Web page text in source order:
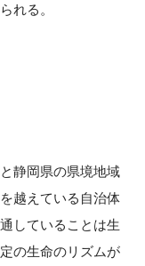
れる。
静岡県の県境地域
越えている自治体
していることは生
の生命のリズムが